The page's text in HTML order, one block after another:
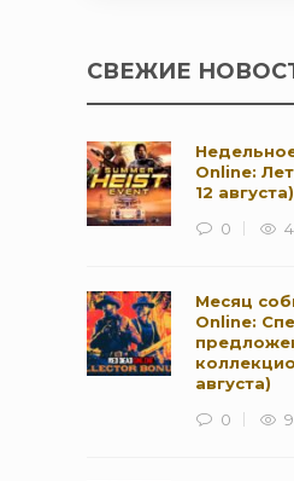
СВЕЖИЕ
Online:
12 августа)
0
Месяц
Online:
августа)
0